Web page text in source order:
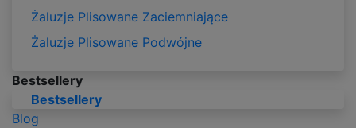
Żaluzje Plisowane Zaciemniające
Żaluzje Plisowane Podwójne
Bestsellery
Bestsellery
Blog